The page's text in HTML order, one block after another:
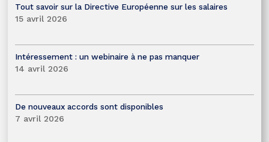
Tout savoir sur la Directive Européenne sur les salaires
15 avril 2026
Intéressement : un webinaire à ne pas manquer
14 avril 2026
De nouveaux accords sont disponibles
7 avril 2026